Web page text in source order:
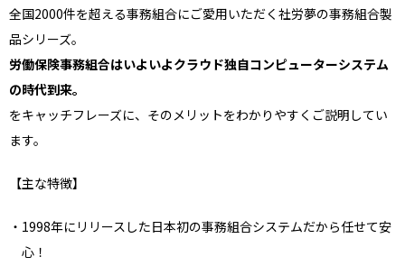
全国2000件を超える事務組合にご愛用いただく社労夢の事務組合製
品シリーズ。
労働保険事務組合はいよいよクラウド独自コンピューターシステム
の時代到来。
をキャッチフレーズに、そのメリットをわかりやすくご説明してい
ます。
【主な特徴】
1998年にリリースした日本初の事務組合システムだから任せて安
心！